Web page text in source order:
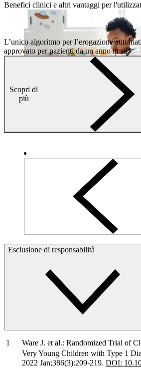
Benefici clinici e altri vantaggi per
L’unico algoritmo per l’erogazione
approvato per pazienti da un anno in su*
Scopri di
più
Esclusione di responsabilità
Ware J. et al.: Randomized Trial of
Very Young Children with Type 1
2022 Jan;386(3):209-219. DOI: